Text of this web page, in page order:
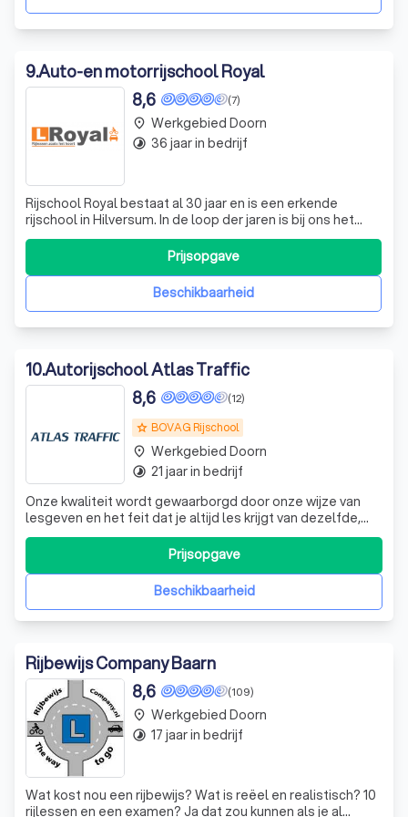
9.Auto-en motorrijschool Royal
(7)
8,6
Rijschool Royal bestaat al 30 jaar en is een erkende
rijschool in Hilversum. In de loop der jaren is bij ons het
streven geweest om een cursist zo snel mogelijk en in 1x
zijn of haar autorijbewijs te laten halen. Niet voor niets is
Rijschool Royal de rijschool met een hoog
slagingspercentage in jouwBeschikbaarheid
Prijsopgave
place Werkgebied Doorn
timelapse 36 jaar in bedrijf
10.Autorijschool Atlas Traffic
grade BOVAG Rijschool
(12)
8,6
Onze kwaliteit wordt gewaarborgd door onze wijze van
lesgeven en het feit dat je altijd les krijgt van dezelfde,
ervaren instructeur of instructrice welk regelmatig wordt
bijgeschoold. Dat we ons vak verstaan komt o.a. door onze
hoge slagingspercentage. Dit percentage ligt ver boven
het landelijke g
Beschikbaarheid
Prijsopgave
place Werkgebied Doorn
timelapse 21 jaar in bedrijf
Rijbewijs Company Baarn
(109)
8,6
Wat kost nou een rijbewijs? Wat is reëel en realistisch? 10
rijlessen en een examen? Ja dat zou kunnen als je al
place Werkgebied Doorn
timelapse 17 jaar in bedrijf